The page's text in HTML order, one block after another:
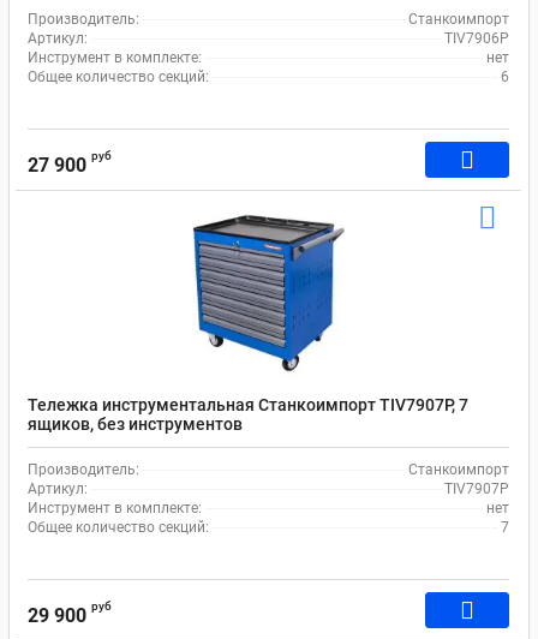
Производитель:
Станкоимпорт
Артикул:
TIV7906P
Инструмент в комплекте:
нет
Общее количество секций:
6
27 900 руб
Тележка инструментальная Станкоимпорт TIV7907P, 7
ящиков, без инструментов
Производитель:
Станкоимпорт
Артикул:
TIV7907P
Инструмент в комплекте:
нет
Общее количество секций:
7
29 900 руб